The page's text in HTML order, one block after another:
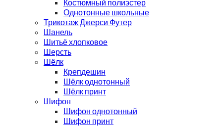
Костюмный полиэстер
Однотонные школьные
Трикотаж Джерси Футер
Шанель
Шитьё хлопковое
Шерсть
Шёлк
Крепдешин
Шёлк однотонный
Шёлк принт
Шифон
Шифон однотонный
Шифон принт